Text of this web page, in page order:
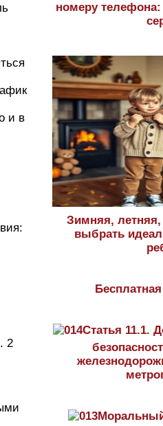
и в
2
номеру телефона:
Зимняя,
выбрать
Статья 11.1.